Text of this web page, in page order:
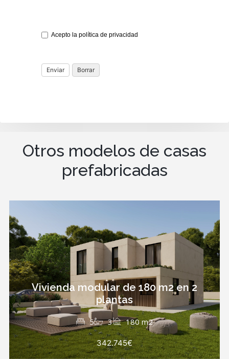
Acepto la política de privacidad
Otros modelos de casas
prefabricadas
Vivienda modular de 180 m2 en 2
plantas
5 3 180 m2
342.745€